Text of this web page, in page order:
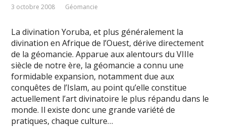
3 octobre 2008 Géomancie
La divination Yoruba, et plus généralement la
divination en Afrique de l’Ouest, dérive directement
de la géomancie. Apparue aux alentours du VIIIe
siècle de notre ère, la géomancie a connu une
formidable expansion, notamment due aux
conquêtes de l’Islam, au point qu’elle constitue
actuellement l’art divinatoire le plus répandu dans le
monde. Il existe donc une grande variété de
pratiques, chaque culture…